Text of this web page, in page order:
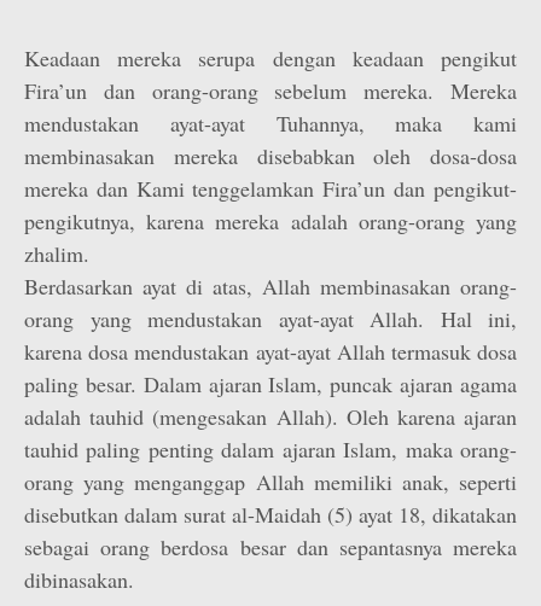
Keadaan mereka serupa dengan keadaan pengikut
Fira’un dan orang-orang sebelum mereka. Mereka
mendustakan ayat-ayat Tuhannya, maka kami
membinasakan mereka disebabkan oleh dosa-dosa
mereka dan Kami tenggelamkan Fira’un dan pengikut-
pengikutnya, karena mereka adalah orang-orang yang
zhalim.
Berdasarkan ayat di atas, Allah membinasakan orang-
orang yang mendustakan ayat-ayat Allah. Hal ini,
karena dosa mendustakan ayat-ayat Allah termasuk dosa
paling besar. Dalam ajaran Islam, puncak ajaran agama
adalah tauhid (mengesakan Allah). Oleh karena ajaran
tauhid paling penting dalam ajaran Islam, maka orang-
orang yang menganggap Allah memiliki anak, seperti
disebutkan dalam surat al-Maidah (5) ayat 18, dikatakan
sebagai orang berdosa besar dan sepantasnya mereka
dibinasakan.